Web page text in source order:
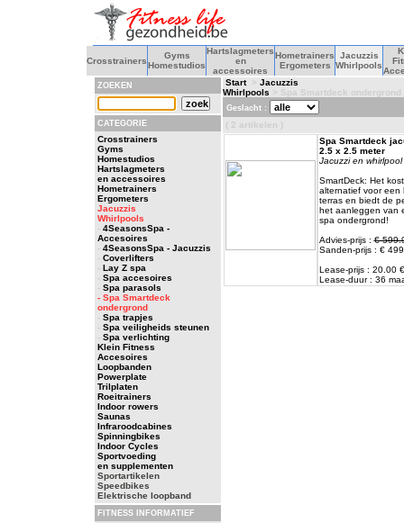
Crosstrainers
Gyms
Homestudios
Hartslagmeters
en
accessoires
Hometrainers
Ergometers
Jacuzzis
Whirlpools
ZOEKEN
CATEGORIE
Crosstrainers
Gyms
Homestudios
Hartslagmeters
en accessoires
Hometrainers
Ergometers
Jacuzzis
Whirlpools
- 4SeasonsSpa -
Accesoires
- 4SeasonsSpa - Jacuzzis
- Coverlifters
- Lay Z spa
- Spa accesoires
- Spa parasols
- Spa Smartdeck
ondergrond
- Spa trapjes
- Spa veiligheids steunen
- Spa verlichting
Klein Fitness
Accesoires
Loopbanden
Powerplate
Trilplaten
Roeitrainers
Indoor rowers
Saunas
Infraroodcabines
Spinningbikes
Indoor Cycles
Sportvoeding
en supplementen
Sportartikelen
Speedbikes
Elektrische loopband
FITNESS INFORMATIEF
Start> Jacuzzis
Whirlpools > Spa Smartdeck ondergrond
Geslacht :
( 2 artikelen )
Spa Smartdeck
2.5 x 2.5 meter
Jacuzzi en
SmartDeck: Het
alternatief voor
terras en biedt de
het aanleggen van
spa ondergrond!
Advies-prijs :€
Sanden-prijs : €
Lease-prijs : 20.00
Lease-duur : 36